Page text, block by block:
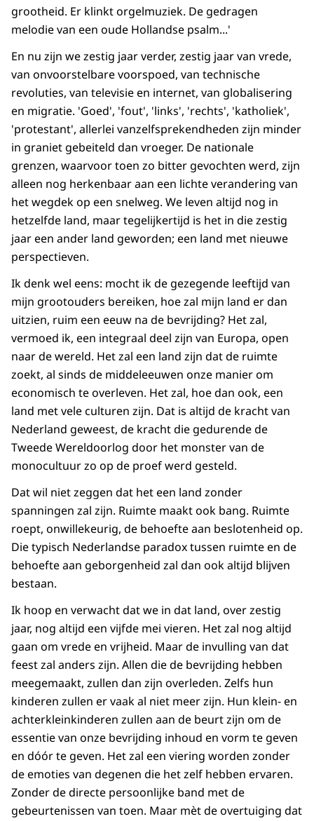
grootheid. Er klinkt orgelmuziek. De gedragen
melodie van een oude Hollandse psalm...'
En nu zijn we zestig jaar verder, zestig jaar van vrede,
van onvoorstelbare voorspoed, van technische
revoluties, van televisie en internet, van globalisering
en migratie. 'Goed', 'fout', 'links', 'rechts', 'katholiek',
'protestant', allerlei vanzelfspre­kendheden zijn minder
in graniet gebeiteld dan vroeger. De nationale
grenzen, waarvoor toen zo bitter gevochten werd, zijn
alleen nog herkenbaar aan een lichte verande­ring van
het wegdek op een snelweg. We leven altijd nog in
hetzelf­de land, maar tegelijkertijd is het in die zestig
jaar een ander land gewor­den; een land met nieuwe
perspectieven.
Ik denk wel eens: mocht ik de gezegende leeftijd van
mijn grootouders bereiken, hoe zal mijn land er dan
uitzien, ruim een eeuw na de bevrijding? Het zal,
vermoed ik, een integraal deel zijn van Europa, open
naar de wereld. Het zal een land zijn dat de ruimte
zoekt, al sinds de middeleeuwen onze manier om
econo­misch te overleven. Het zal, hoe dan ook, een
land met vele culturen zijn. Dat is altijd de kracht van
Nederland geweest, de kracht die gedurende de
Tweede Wereldoorlog door het monster van de
monocultuur zo op de proef werd gesteld.
Dat wil niet zeggen dat het een land zonder
spanningen zal zijn. Ruimte maakt ook bang. Ruimte
roept, onwillekeurig, de behoefte aan besloten­heid op.
Die typisch Neder­landse paradox tussen ruimte en de
behoefte aan geborgenheid zal dan ook altijd blijven
bestaan.
Ik hoop en verwacht dat we in dat land, over zestig
jaar, nog altijd een vijfde mei vieren. Het zal nog altijd
gaan om vrede en vrijheid. Maar de invulling van dat
feest zal anders zijn. Allen die de bevrijding hebben
meegemaakt, zullen dan zijn overleden. Zelfs hun
kinderen zullen er vaak al niet meer zijn. Hun klein- en
achterkleinkinderen zullen aan de beurt zijn om de
essentie van onze bevrijding inhoud en vorm te geven
en dóór te geven. Het zal een viering worden zonder
de emoties van degenen die het zelf hebben ervaren.
Zonder de directe persoonlijke band met de
gebeurtenissen van toen. Maar mèt de overtuiging dat